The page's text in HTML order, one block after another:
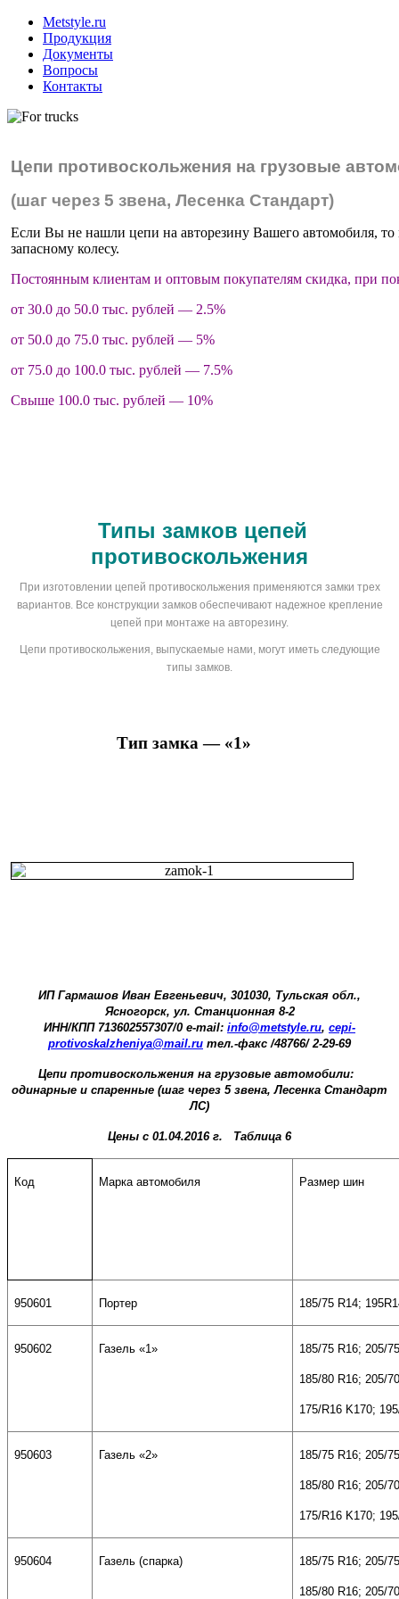
Metstyle.ru
Продукция
Документы
Вопросы
Контакты
Цепи противоскольжения на грузовые
(шаг через 5 звена, Лесенка Стандарт)
Если Вы не нашли цепи на авторезину Вашего автомобиля,
запасному колесу.
Постоянным клиентам и оптовым покупателям скидка, при
от 30.0 до 50.0 тыс. рублей — 2.5%
от 50.0 до 75.0 тыс. рублей — 5%
от 75.0 до 100.0 тыс. рублей — 7.5%
Свыше 100.0 тыс. рублей — 10%
Типы замков цепей
противоскольжения
При изготовлении цепей противоскольжения применяются замки трех
вариантов. Все конструкции замков обеспечивают надежное крепление
цепей при монтаже на авторезину.
Цепи противоскольжения, выпускаемые нами, могут иметь следующие
типы замков.
Тип замка — «1»
ИП Гармашов Иван Евгеньевич, 301030, Тульская обл.,
Ясногорск, ул. Станционная 8-2
ИНН/КПП 713602557307/0 е-mail: info@metstyle.ru, cepi-
protivoskalzheniya@mail.ru тел.-факс /48766/ 2-29-69
Цепи противоскольжения на грузовые автомобили:
одинарные и спаренные (шаг через 5 звена, Лесенка Стандарт
ЛС)
Цены с 01.04.2016 г. Таблица 6
Код Марка автомобиля Размер шин
950601 Портер 185/75 R14;
950602 Газель «1» 185/75 R16; 205/
185/80 R16; 205/
175/R16 K170;
950603 Газель «2» 185/75 R16; 205/
185/80 R16; 205/
175/R16 K170;
950604 Газель (спарка) 185/75 R16; 205/
185/80 R16; 205/